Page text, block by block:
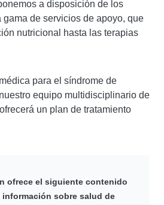
a disposición de los
de servicios de apoyo, que
nutricional hasta las terapias
para el síndrome de
equipo multidisciplinario de
un plan de tratamiento
ofrece el siguiente contenido
sobre salud de